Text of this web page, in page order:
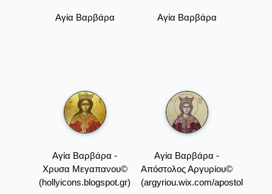
Αγία Βαρβάρα Αγία Βαρβάρα
Αγία Βαρβάρα -
Xρυσα Μεγαπανου©
(hollyicons.blogspot.gr)
Αγία Βαρβάρα -
Απόστολος Αργυρίου©
(argyriou.wix.com/apostolos#!)